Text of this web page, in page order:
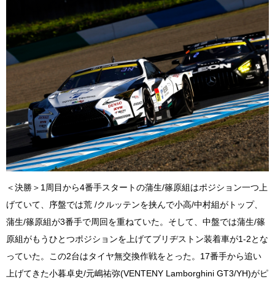
＜決勝＞1周目から4番手スタートの蒲生/篠原組はポジション一つ上
げていて、序盤では荒 /クルッテンを挟んで小高/中村組がトップ、
蒲生/篠原組が3番手で周回を重ねていた。そして、中盤では蒲生/篠
原組がもうひとつポジションを上げてブリヂストン装着車が1-2とな
っていた。この2台はタイヤ無交換作戦をとった。17番手から追い
上げてきた小暮卓史/元嶋祐弥(VENTENY Lamborghini GT3/YH)がピ